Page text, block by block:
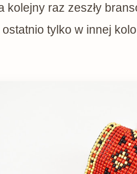
kolejny raz zeszły
tylko w innej